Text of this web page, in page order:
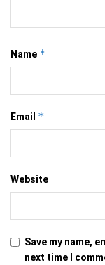
Name *
Email *
Website
Save my name,
next time I